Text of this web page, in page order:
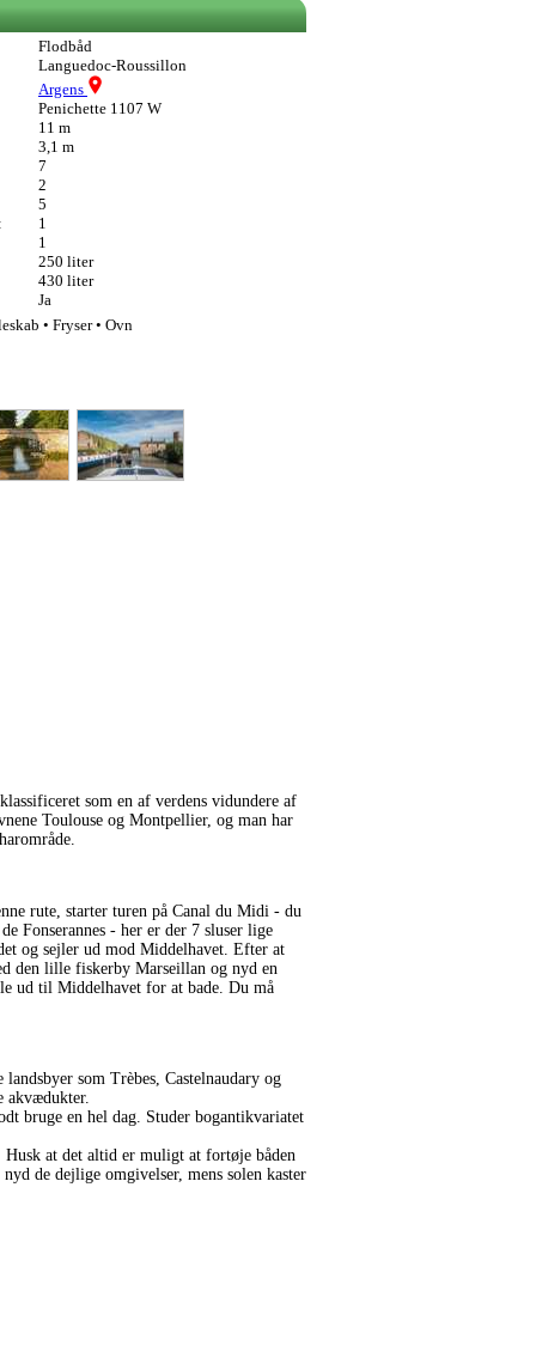
Flodbåd
Languedoc-Roussillon
Argens
Penichette 1107 W
11 m
3,1 m
7
2
5
1
1
250 liter
430 liter
Ja
• Fryser • Ovn
som en af verdens vidundere af
Toulouse og Montpellier, og man har
rute, starter turen på Canal du Midi - du
Fonserannes - her er der 7 sluser lige
og sejler ud mod Middelhavet. Efter at
den lille fiskerby Marseillan og nyd en
ud til Middelhavet for at bade. Du må
som Trèbes, Castelnaudary og
akvædukter.
bruge en hel dag. Studer bogantikvariatet
Husk at det altid er muligt at fortøje båden
de dejlige omgivelser, mens solen kaster